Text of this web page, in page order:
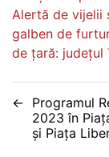
Alertă de vijelii
galben de
de țară: județul
Navigare
Programul
2023 în
și Piața